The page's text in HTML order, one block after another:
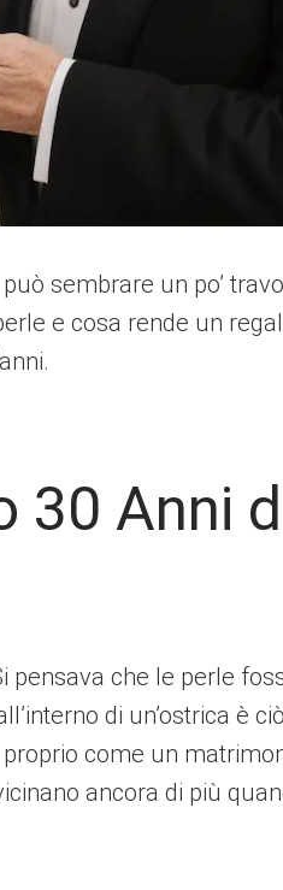
sembrare un po’
e cosa rende un
30 Anni
che le perle
di un’ostrica è
come un
ancora di più